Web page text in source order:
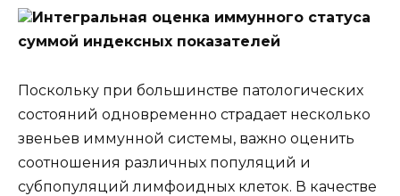
Интегральная оценка иммунного статуса
суммой индексных показателей
Поскольку при большинстве патологических
состояний одновременно страдает несколько
звеньев иммунной системы, важно оценить
соотношения различных популяций и
субпопуляций лимфоидных клеток. В качестве